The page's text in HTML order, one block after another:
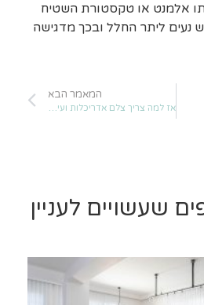
אלמנט או טקסטורת השטיח
נעים ליתר החלל ובכך מדגישה
המאמר הבא
שעשויים לעניין